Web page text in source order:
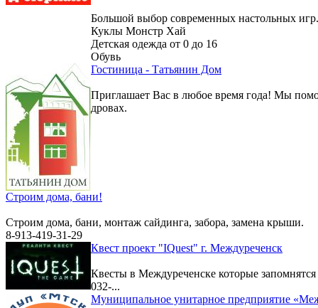
Большой выбор современных настольных игр.
Куклы Монстр Хай
Детская одежда от 0 до 16
Обувь
Гостиница - Татьянин Дом
Приглашает Вас в любое время года! Мы
дровах.
Строим дома, бани!
Строим дома, бани, монтаж сайдинга, забора, замена крыши.
8-913-419-31-29
Квест проект "IQuest" г. Междуреченск
Квесты в Междуреченске которые
032-...
Муниципальное унитарное предприятие